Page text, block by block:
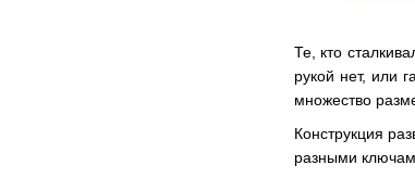
Те, кто
рукой нет, или
множество
Конструкция
разными